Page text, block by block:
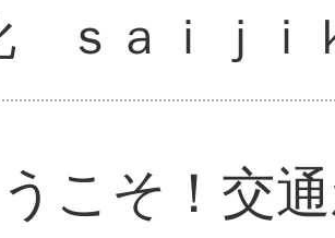
ｓａｉｊ
こそ！交